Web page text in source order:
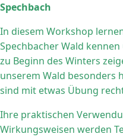
Spechbach
In diesem Workshop
Spechbacher Wald
zu Beginn des Winters
unserem Wald besonders
sind mit etwas Übung
Ihre praktischen
Wirkungsweisen werden